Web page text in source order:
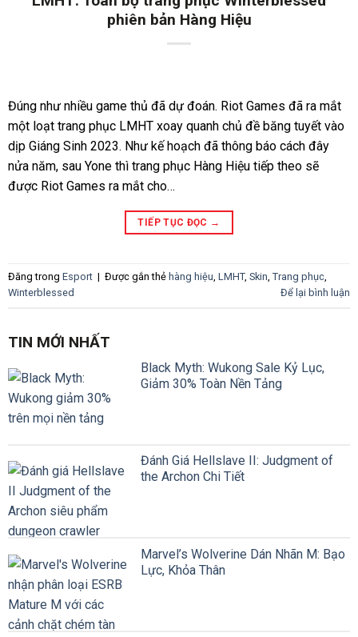
phiên bản Hàng Hiệu
Đúng như nhiều game thủ đã dự đoán. Riot Games đã ra mắt
một loạt trang phục LMHT xoay quanh chủ đề băng tuyết vào
dịp Giáng Sinh 2023. Như kế hoạch đã thông báo cách đây
nửa năm, sau Yone thì trang phục Hàng Hiệu tiếp theo sẽ
được Riot Games ra mắt cho…
TIẾP TỤC ĐỌC →
Đăng trong Esport | Được gắn thẻ hàng hiệu, LMHT, Skin, Trang phục,
Winterblessed
Để lại bình luận
TIN MỚI NHẤT
Black Myth: Wukong Sale Kỷ Lục,
Giảm 30% Toàn Nền Tảng
Đánh Giá Hellslave II: Judgment of
the Archon Chi Tiết
Marvel’s Wolverine Dán Nhãn M: Bạo
Lực, Khỏa Thân